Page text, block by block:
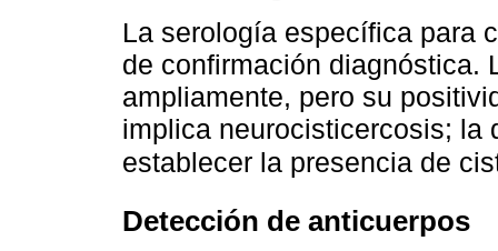
La serología específica para
de confirmación diagnóstica.
ampliamente, pero su
implica neurocisticercosis; la
establecer la presencia de
Detección de anticuerpos